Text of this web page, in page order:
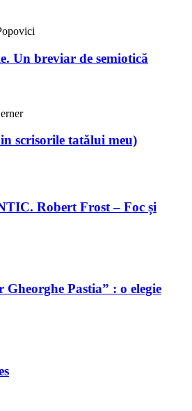
Un breviar de semiotică
scrisorile tatălui meu)
Robert Frost – Foc și
Pastia” : o elegie